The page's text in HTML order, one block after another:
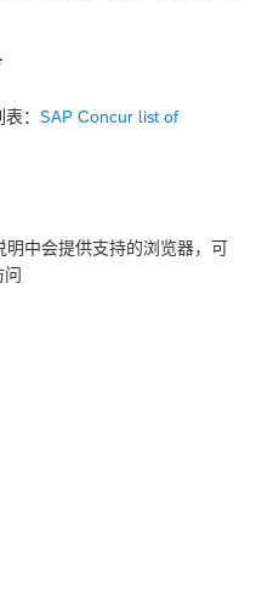
： SAP Concur list of
中会提供支持的浏览器，可
问